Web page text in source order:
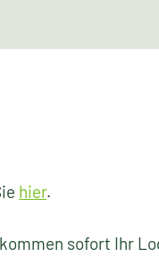
hier.
sofort Ihr